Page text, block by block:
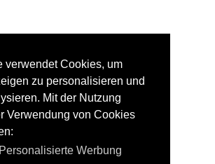
verwendet Cookies, um
zu personalisieren und
Mit der Nutzung
Verwendung von Cookies
Personalisierte Werbung